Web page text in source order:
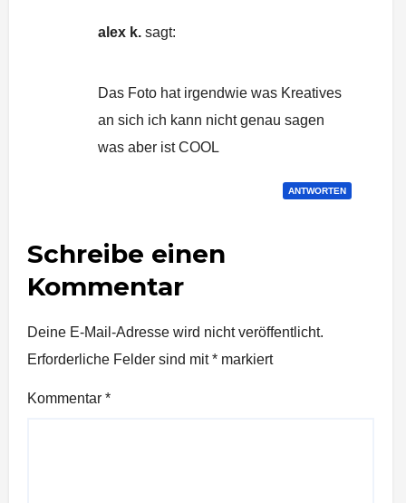
alex k. sagt:
Das Foto hat irgendwie was Kreatives
an sich ich kann nicht genau sagen
was aber ist COOL
ANTWORTEN
Schreibe einen
Kommentar
Deine E-Mail-Adresse wird nicht veröffentlicht.
Erforderliche Felder sind mit* markiert
Kommentar *